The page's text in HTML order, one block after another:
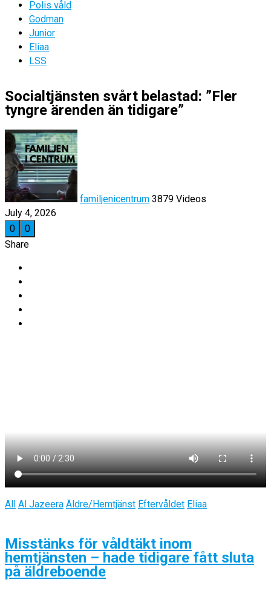
Polis våld
Godman
Junior
Eliaa
LSS
Socialtjänsten svårt belastad: ”Fler
tyngre ärenden än tidigare”
familjenicentrum 3879 Videos
July 4, 2026
0
0
Share
All Al Jazeera Äldre/Hemtjänst Eftervåldet Eliaa
Misstänks för våldtäkt inom
hemtjänsten – hade tidigare fått sluta
på äldreboende